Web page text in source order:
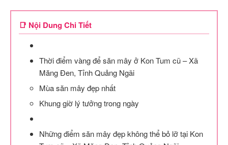
📑 Nội Dung Chi Tiết
Thời điểm vàng để săn mây ở Kon Tum cũ – Xã
Măng Đen, Tỉnh Quảng Ngãi
Mùa săn mây đẹp nhất
Khung giờ lý tưởng trong ngày
Những điểm săn mây đẹp không thể bỏ lỡ tại Kon